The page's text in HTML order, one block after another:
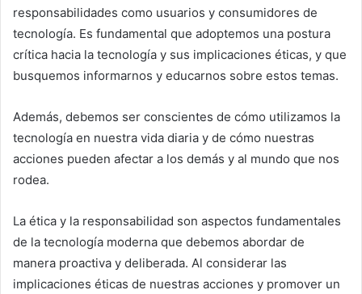
responsabilidades como usuarios y consumidores de
tecnología. Es fundamental que adoptemos una postura
crítica hacia la tecnología y sus implicaciones éticas, y que
busquemos informarnos y educarnos sobre estos temas.
Además, debemos ser conscientes de cómo utilizamos la
tecnología en nuestra vida diaria y de cómo nuestras
acciones pueden afectar a los demás y al mundo que nos
rodea.
La ética y la responsabilidad son aspectos fundamentales
de la tecnología moderna que debemos abordar de
manera proactiva y deliberada. Al considerar las
implicaciones éticas de nuestras acciones y promover un